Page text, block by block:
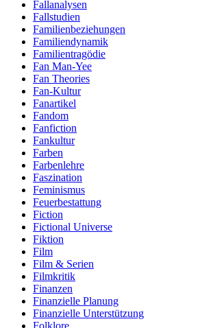
Fallanalysen
Fallstudien
Familienbeziehungen
Familiendynamik
Familientragödie
Fan Man-Yee
Fan Theories
Fan-Kultur
Fanartikel
Fandom
Fanfiction
Fankultur
Farben
Farbenlehre
Faszination
Feminismus
Feuerbestattung
Fiction
Fictional Universe
Fiktion
Film
Film & Serien
Filmkritik
Finanzen
Finanzielle Planung
Finanzielle Unterstützung